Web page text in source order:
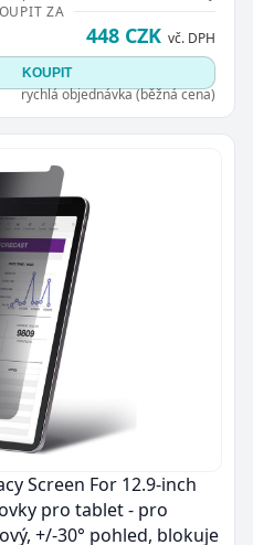
ZA
448 CZK vč. DPH
KOUPIT
rychlá objednávka (běžná cena)
Screen For 12.9-inch
pro tablet - pro
+/-30° pohled, blokuje